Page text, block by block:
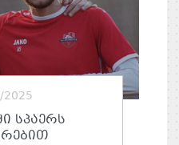
2025
ᲡᲞᲐᲔᲠᲡ